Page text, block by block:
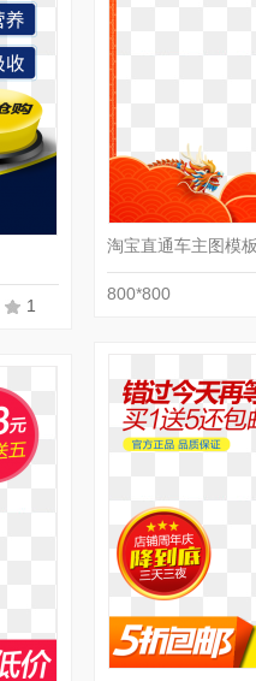
1
淘宝直通车主图模
800*800
PNG